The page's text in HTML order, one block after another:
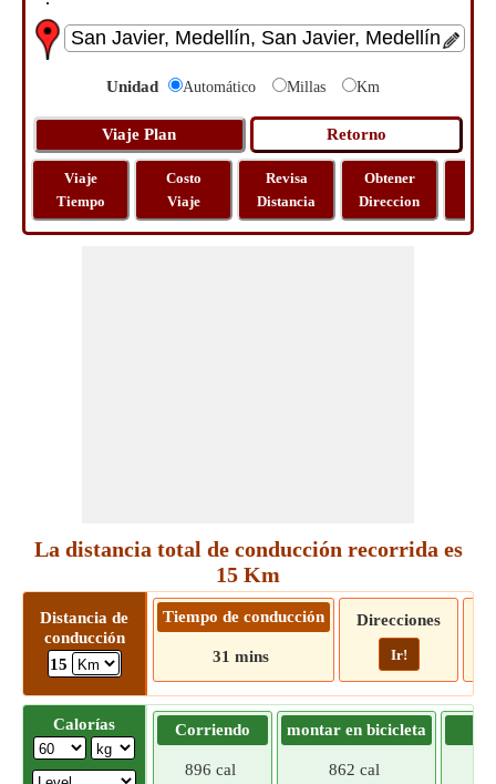
Unidad Automático Millas Km
Viaje
Tiempo
Costo
Viaje
Revisa
Distancia
Obtener
Direccion
La distancia total de conducción recorrida es
15 Km
Distancia de
conducción
15
Tiempo de conducción
31 mins
Direcciones
Ir!
Calorías Corriendo
896 cal
montar en bicicleta
862 cal